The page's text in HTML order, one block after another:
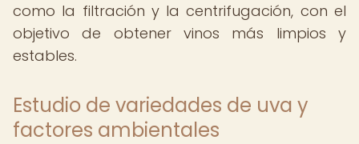
como la filtración y la centrifugación, con el
objetivo de obtener vinos más limpios y
estables.
Estudio de variedades de uva y
factores ambientales